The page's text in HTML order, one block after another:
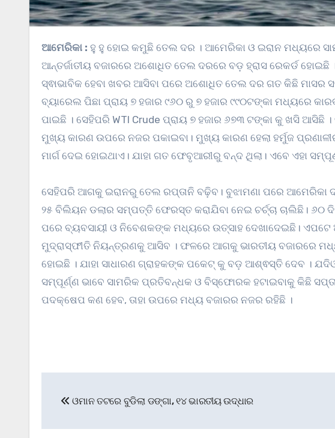
ଆମେରିକା : ହୁ ହୁ ହୋଇ କମୁଛି ତେଲ ଦର । ଆମେରିକା ଓ ଇରାନ ମଧ୍ୟରେ
ଆନ୍ତର୍ଜାତୀୟ ବଜାରରେ ଅଶୋଧିତ ତେଲ ଦରରେ ବଡ଼ ହ୍ରାସ ରେକର୍ଡ ହୋଇଛି
ସ୍ଵାଭାବିକ ହେବା ଖବର ଆସିବା ପରେ ଅଶୋଧିତ ତେଲ ଦର ଗତ କିଛି ମାସର
ବ୍ୟାରେଲ ପିଛା ପ୍ରାୟ ୭ ହଜାର ୯୬୦ ରୁ ୭ ହଜାର ୯୯୦ଟଙ୍କା ମଧ୍ୟରେ
ପାଇଛି । ସେହିପରି WTI Crude ପ୍ରାୟ ୭ ହଜାର ୬୭୩ ଟଙ୍କା କୁ ଖସି
ମୁଖ୍ୟ କାରଣ ଉପରେ ନଜର ପକାଇବା। ମୁଖ୍ୟ କାରଣ ହେଲା ହର୍ମୁଜ
ମାର୍ଗ ଦେଇ ହୋଇଥାଏ। ଯାହା ଗତ ଫେବୃଆରୀରୁ ବନ୍ଦ ଥିଲା। ଏବେ ଏହା
ସେହିପରି ଆଗକୁ ଇରାନରୁ ତେଲ ରପ୍ତାନି ବଢ଼ିବ। ବୁଝାମଣା ପରେ ଆମେରିକା
୨୫ ବିଲିୟନ ଡଲାର ସମ୍ପତ୍ତି ଫେରସ୍ତ କରାଯିବା ନେଇ ଚର୍ଚ୍ଚା ଚାଲିଛି।
ପରେ ବ୍ୟବସାୟୀ ଓ ନିବେଶକଙ୍କ ମଧ୍ୟରେ ଉତ୍ସାହ ଦେଖାଦେଇଛି।
ମୁଦ୍ରାସ୍ଫୀତି ନିୟନ୍ତ୍ରଣକୁ ଆସିବ । ଫଳରେ ଆଗକୁ ଭାରତୀୟ ବଜାରରେ
ହୋଇଛି । ଯାହା ସାଧାରଣ ଗ୍ରାହକଙ୍କ ପକେଟ୍ କୁ ବଡ଼ ଆଶ୍ଵସ୍ତି ଦେବ ।
ସମ୍ପୂର୍ଣ୍ଣ ଭାବେ ସାମରିକ ପ୍ରତିବନ୍ଧକ ଓ ବିସ୍ଫୋରକ ହଟାଇବାକୁ କିଛି
ପଦକ୍ଷେପ କଣ ହେବ, ତାହା ଉପରେ ମଧ୍ୟ ବଜାରର ନଜର ରହିଛି ।
navigation
ଓମାନ ତଟରେ ବୁଡିଲା ଡଙ୍ଗା, ୧୪ ଭାରତୀୟ ଉଦ୍ଧାର